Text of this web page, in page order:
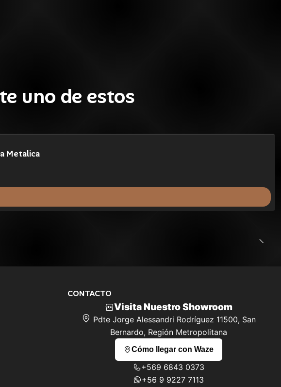
uno de estos
Metalica
CONTACTO
Visita Nuestro Showroom
Pdte Jorge Alessandri Rodríguez 11500, San
Bernardo, Región Metropolitana
Cómo llegar con Waze
+569 6843 0373
+56 9 9227 7113